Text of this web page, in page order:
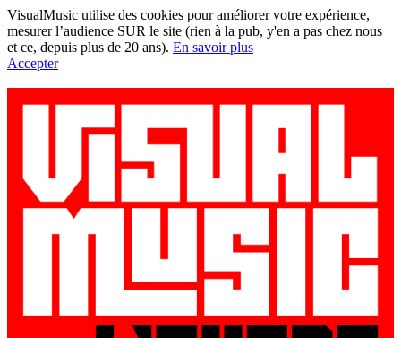
VisualMusic utilise des cookies pour améliorer votre expérience,
mesurer l’audience SUR le site (rien à la pub, y'en a pas chez nous
et ce, depuis plus de 20 ans). En savoir plus
Accepter